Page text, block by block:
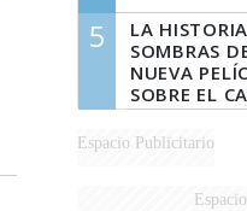
5
LA
SOMBRAS
NUEVA
SOBRE EL
QUE
MARIDO
Espacio Publicitario